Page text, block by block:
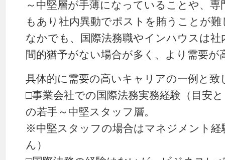
～中堅層が手薄になっていることや、
もあり社内異動でポストを賄うことが
なかでも、国際法務職やインハウスは
間的猶予がない場合が多く、より需要
具体的に需要の高いキャリアの一例と致
□事業会社での国際法務実務経験（目安
の若手～中堅スタッフ層。
※中堅スタッフの場合はマネジメント経
ん）